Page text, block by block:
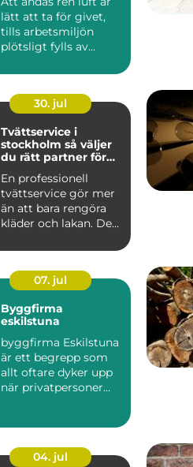
lätt att ta för givet,
tills arbetsmiljön
plötsligt fylls av
30. jul
Tvättservice i
stockholm så väljer
du rätt partner för
En professionell
tvättservice gör mer
än att bara rengöra
kläder och lakan. Den
07. jul
Byggfirma
eskilstuna
byggfirma Eskilstuna
är ett begrepp som
allt oftare dyker upp
när privatpersoner
04. jul